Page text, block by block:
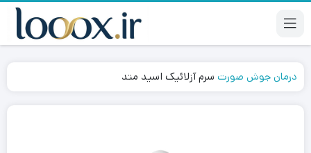
درمان جوش صورت سرم آزلائیک اسید متد